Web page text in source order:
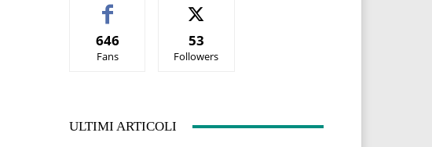
646
Fans
53
Followers
ULTIMI ARTICOLI